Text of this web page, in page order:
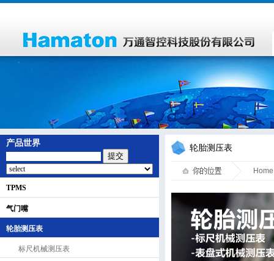
产品世界
提交
TPMS
气门嘴
轮胎测压表
标尺机械测压表
轮胎测压表
Home